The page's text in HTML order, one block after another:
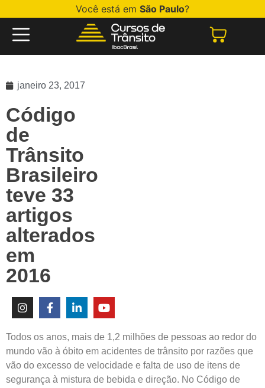
Você está em São Paulo?
janeiro 23, 2017
Código
de
Trânsito
Brasileiro
teve 33
artigos
alterados
em
2016
Todos os anos, mais de 1,2 milhões de pessoas ao redor do
mundo vão à óbito em acidentes de trânsito por razões que
vão do excesso de velocidade e falta de uso de itens de
segurança à mistura de bebida e direção. No Código de